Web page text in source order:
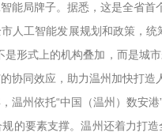
能局牌子。据悉，这是全省首
人工智能发展规划和政策，
是形式上的机构叠加，而是城
的协同效应，助力温州加快打
温州依托“中国（温州）数安
的要素支撑。温州还着力打